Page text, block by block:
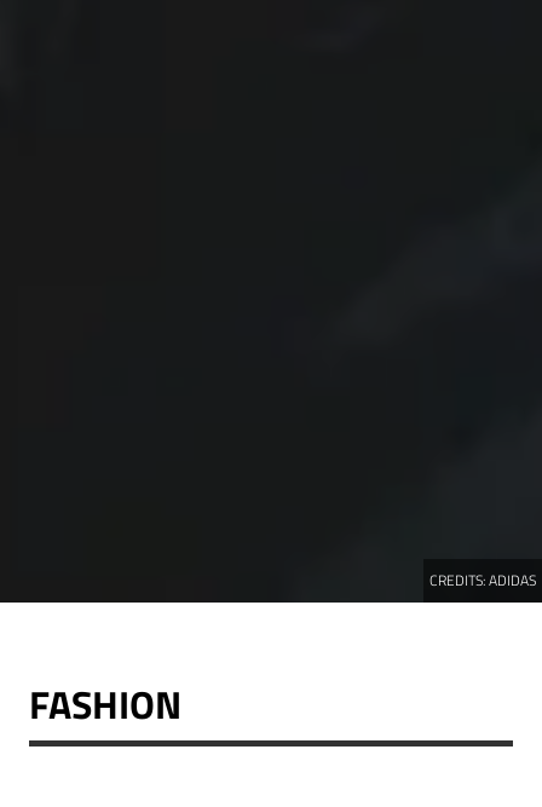
CREDITS:ADIDAS
FASHION